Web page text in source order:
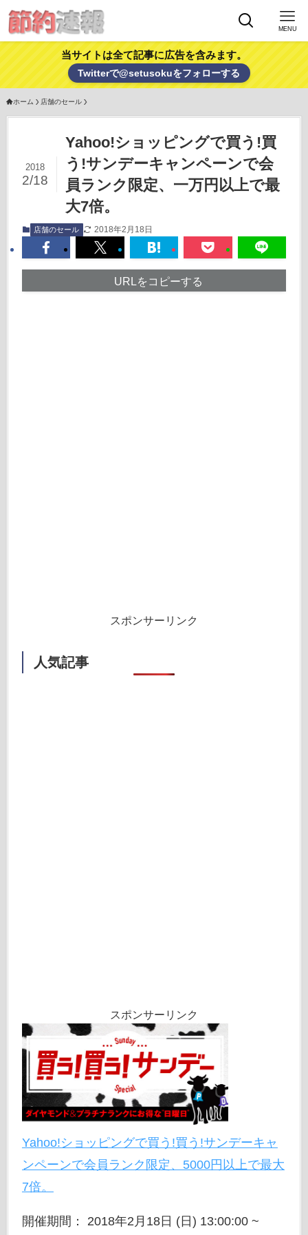
MENU
当サイトは全て記事に広告を含みます。
Twitterで@setusokuをフォローする
ホーム 店舗のセール
Yahoo!ショッピングで買う!買
う!サンデーキャンペーンで会
員ランク限定、一万円以上で最
大7倍。
2018
2/18
店舗のセール 2018年2月18日
URLをコピーする
スポンサーリンク
人気記事
スポンサーリンク
Yahoo!ショッピングで買う!買う!サンデーキャ
ンペーンで会員ランク限定、5000円以上で最大
7倍。
開催期間： 2018年2月18日 (日) 13:00:00 ~